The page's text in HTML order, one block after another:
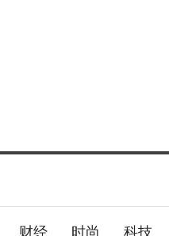
财经 时尚 科技